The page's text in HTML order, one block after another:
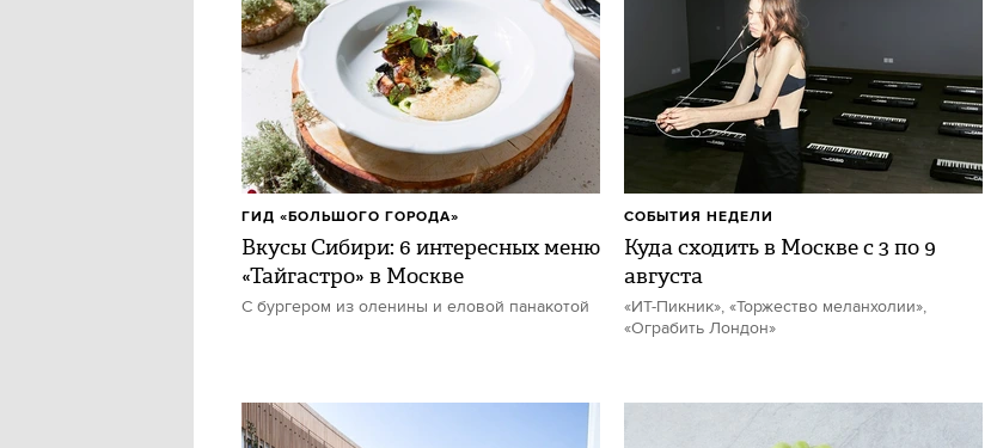
Вкусы Сибири: 6 интересных меню
«Тайгастро» в Москве
С бургером из оленины и еловой панакотой
ГИД «БОЛЬШОГО ГОРОДА»
Куда сходить в Москве с 3 по 9
августа
«ИТ-Пикник», «Торжество меланхолии»,
«Ограбить Лондон»
СОБЫТИЯ НЕДЕЛИ